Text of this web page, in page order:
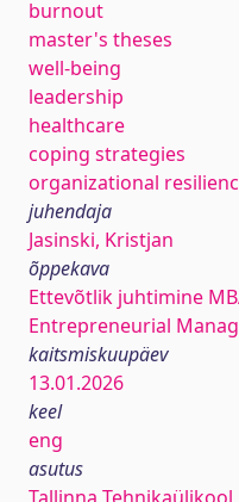
burnout
master's theses
well-being
leadership
healthcare
coping strategies
organizational
juhendaja
Jasinski, Kristjan
õppekava
Ettevõtlik juhtimine
Entrepreneurial
kaitsmiskuupäev
13.01.2026
keel
eng
asutus